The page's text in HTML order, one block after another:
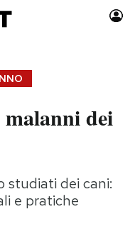
Idee
Boomer!
malanni dei
studiati dei cani:
e pratiche